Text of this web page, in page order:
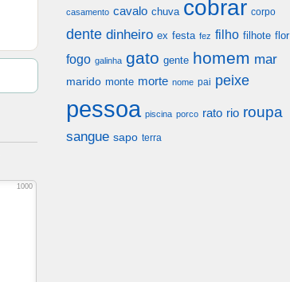
1000
casamento cavalo chuva cobrar corpo
dente dinheiro ex festa fez filho filhote flor
fogo galinha gato gente homem mar
marido monte morte nome pai peixe
pessoa piscina porco rato rio roupa
sangue sapo terra